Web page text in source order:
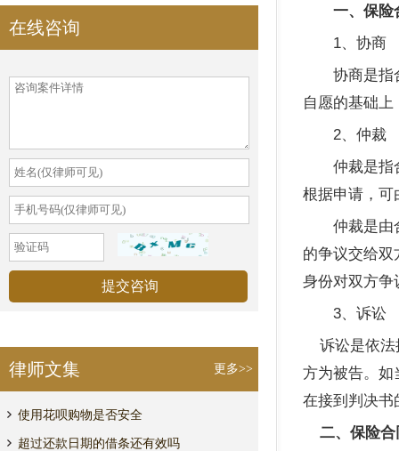
在线咨询
律师文集 更多>>
使用花呗购物是否安全
超过还款日期的借条还有效吗
一、保险
1、协商
协商是指合
自愿的基础
2、仲裁
仲裁是指合
根据申请，可
仲裁是由合
的争议交给
身份对双方争
3、诉讼
诉讼是依
方为被告。如
在接到判决书
二、保险